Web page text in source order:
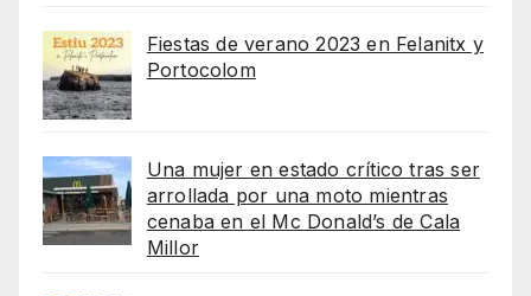
Fiestas de verano 2023 en Felanitx y
Portocolom
Una mujer en estado crítico tras ser
arrollada por una moto mientras
cenaba en el Mc Donald’s de Cala
Millor